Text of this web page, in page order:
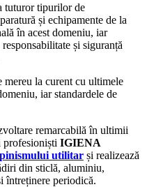
tuturor tipurilor de
și echipamente de la
în acest domeniu, iar
și siguranță
mereu la curent cu ultimele
iar standardele de
remarcabilă în ultimii
profesioniști IGIENA
utilitar și realizează
din sticlă, aluminiu,
întreținere periodică.